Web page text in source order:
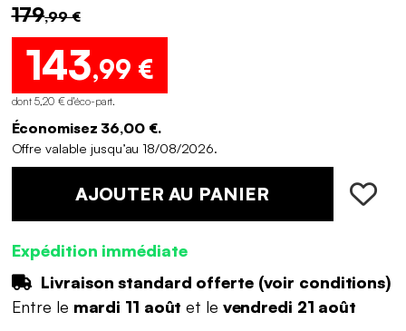
179,99 €
143,99 €
dont 5,20 € d'éco-part.
Économisez 36,00 €.
Offre valable jusqu’au 18/08/2026.
AJOUTER AU PANIER
Expédition immédiate
Livraison standard offerte (voir conditions)
Entre le mardi 11 août et le vendredi 21 août